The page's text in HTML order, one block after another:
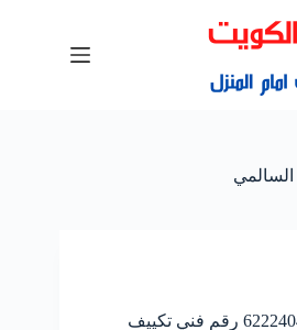
فني تكييف السالمي 62224041 رقم فني تكييف